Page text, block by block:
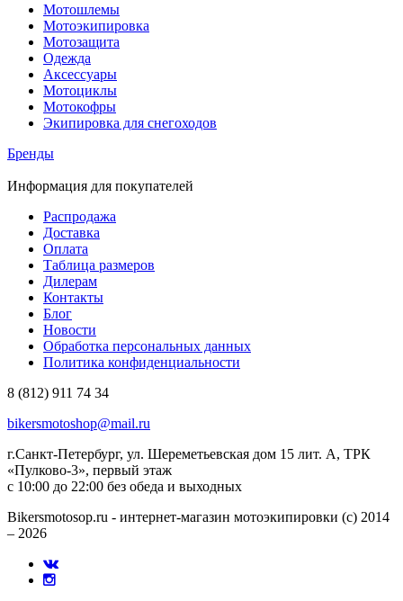
Мотошлемы
Мотоэкипировка
Мотозащита
Одежда
Аксессуары
Мотоциклы
Мотокофры
Экипировка для снегоходов
Бренды
Информация для покупателей
Распродажа
Доставка
Оплата
Таблица размеров
Дилерам
Контакты
Блог
Новости
Обработка персональных данных
Политика конфиденциальности
8 (812) 911 74 34
bikersmotoshop@mail.ru
г.Санкт-Петербург, ул. Шереметьевская дом 15 лит. А, ТРК
«Пулково-3», первый этаж
с 10:00 до 22:00 без обеда и выходных
Bikersmotosop.ru - интернет-магазин мотоэкипировки (c) 2014
– 2026